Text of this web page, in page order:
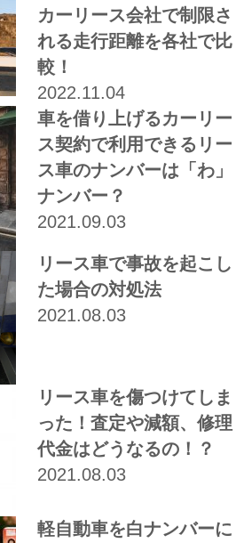
カーリース会社で制限さ
れる走行距離を各社で比
較！
2022.11.04
車を借り上げるカーリー
ス契約で利用できるリー
ス車のナンバーは「わ」
ナンバー？
2021.09.03
リース車で事故を起こし
た場合の対処法
2021.08.03
リース車を傷つけてしま
った！査定や減額、修理
代金はどうなるの！？
2021.08.03
軽自動車を白ナンバーに